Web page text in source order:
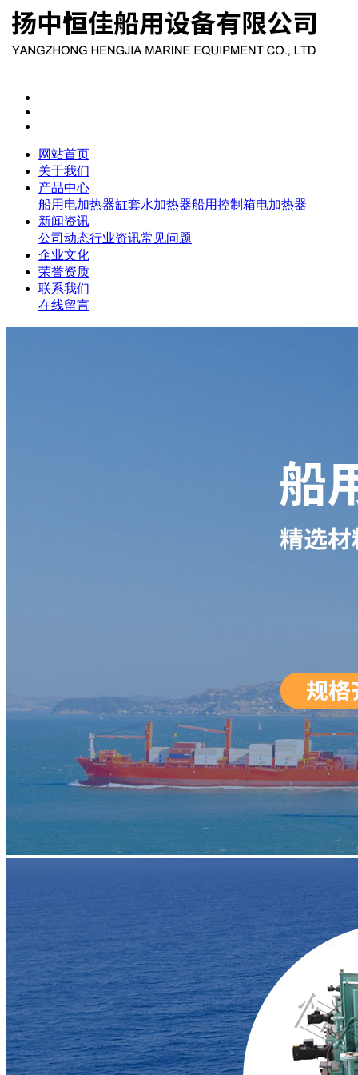
网站首页
关于我们
产品中心
船用电加热器缸套水加热器船用控制箱电加热器
新闻资讯
公司动态行业资讯常见问题
企业文化
荣誉资质
联系我们
在线留言